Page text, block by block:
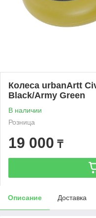
Колеса urbanArtt
Black/Army Green
В наличии
Розница
19 000 ₸
Описание Доставка